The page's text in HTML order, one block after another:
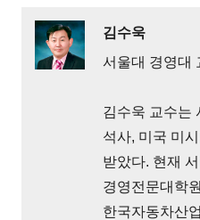
김수욱
서울대 경영대
김수욱 교수는
석사, 미국 미
받았다. 현재
경영전문대학
한국자동차산